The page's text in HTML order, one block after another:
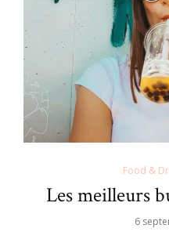
Food &
Les meilleurs
6